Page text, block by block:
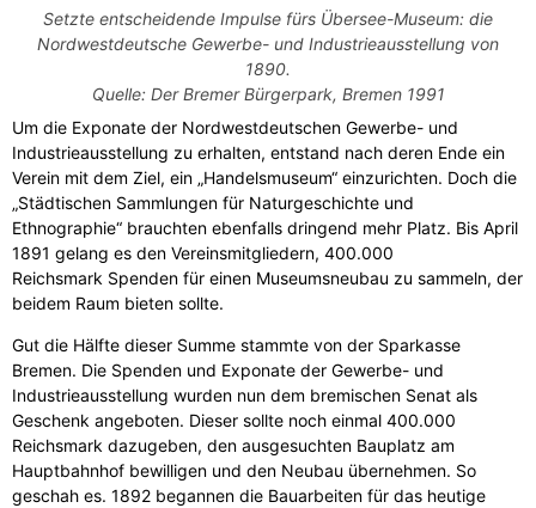
Setzte entscheidende Impulse fürs Übersee-Museum: die
Nordwestdeutsche Gewerbe- und Industrieausstellung von
1890.
Quelle: Der Bremer Bürgerpark, Bremen 1991
Um die Exponate der Nordwestdeutschen Gewerbe- und
Industrieausstellung zu erhalten, entstand nach deren Ende ein
Verein mit dem Ziel, ein „Handelsmuseum“ einzurichten. Doch die
„Städtischen Sammlungen für Naturgeschichte und
Ethnographie“ brauchten ebenfalls dringend mehr Platz. Bis April
1891 gelang es den Vereinsmitgliedern, 400.000
Reichsmark Spenden für einen Museumsneubau zu sammeln, der
beidem Raum bieten sollte.
Gut die Hälfte dieser Summe stammte von der Sparkasse
Bremen. Die Spenden und Exponate der Gewerbe- und
Industrieausstellung wurden nun dem bremischen Senat als
Geschenk angeboten. Dieser sollte noch einmal 400.000
Reichsmark dazugeben, den ausgesuchten Bauplatz am
Hauptbahnhof bewilligen und den Neubau übernehmen. So
geschah es. 1892 begannen die Bauarbeiten für das heutige